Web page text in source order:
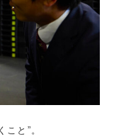
と”。